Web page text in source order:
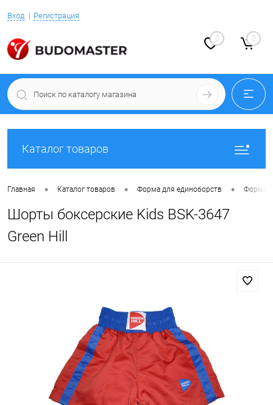
Вход Регистрация
0 0
Каталог товаров
Главная • Каталог товаров • Форма для единоборств • Форма
Шорты боксерские Kids BSK-3647
Green Hill